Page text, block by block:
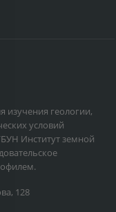
изучения геологии,
условий
Институт земной
128